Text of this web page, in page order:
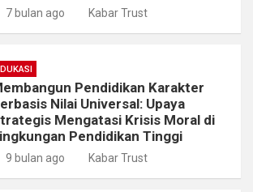
7 bulan ago Kabar Trust
Pendidikan Karakter
Nilai Universal: Upaya
Mengatasi Krisis Moral di
Pendidikan Tinggi
9 bulan ago Kabar Trust